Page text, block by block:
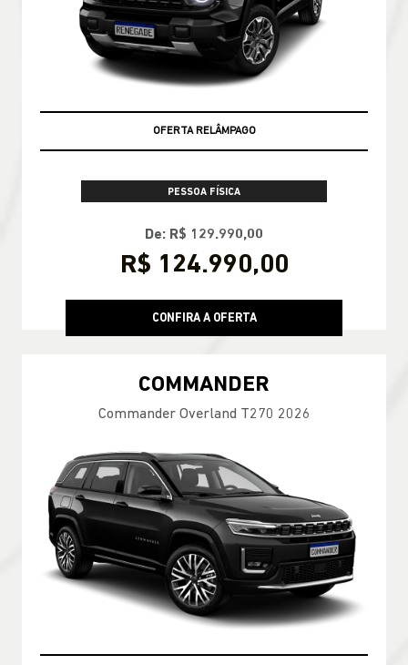
OFERTA RELÂMPAGO
PESSOA FÍSICA
De: R$ 129.990,00
R$ 124.990,00
CONFIRA A OFERTA
COMMANDER
Commander Overland T270 2026